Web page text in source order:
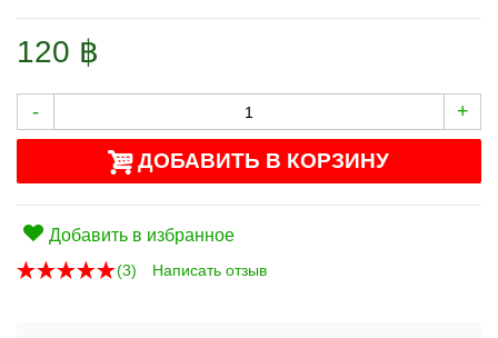
120 ฿
- +
ДОБАВИТЬ В КОРЗИНУ
Добавить в избранное
(3) Написать отзыв